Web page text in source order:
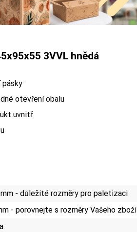
3VVL hnědá
pásky
otevření obalu
uvnitř
- důležité rozměry pro paletizaci
- porovnejte s rozměry Vašeho zboží